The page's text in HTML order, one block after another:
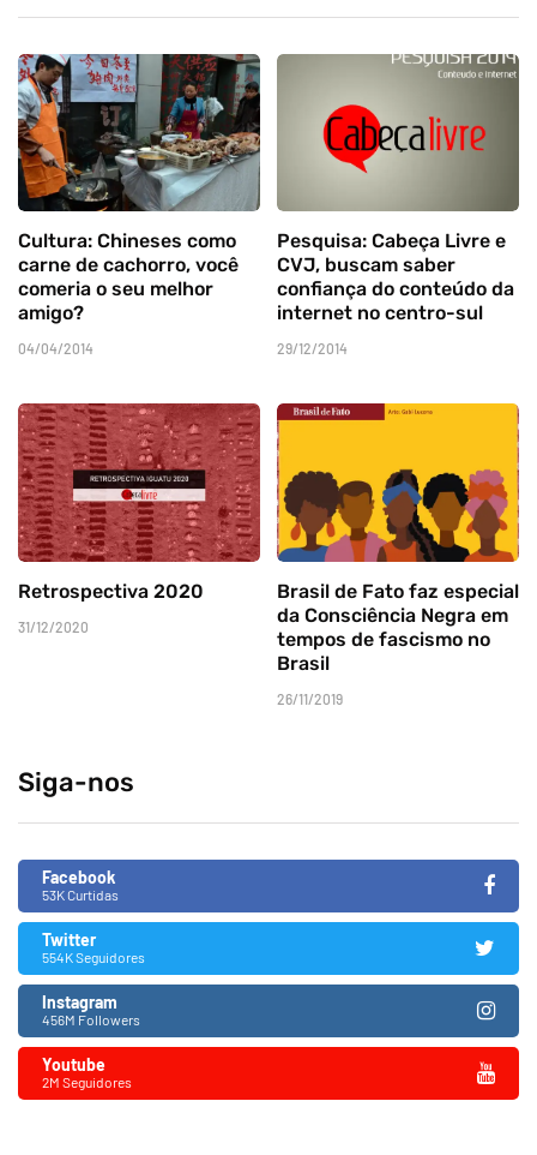
Cultura: Chineses como
carne de cachorro, você
comeria o seu melhor
amigo?
04/04/2014
Pesquisa: Cabeça Livre e
CVJ, buscam saber
confiança do conteúdo da
internet no centro-sul
29/12/2014
Retrospectiva 2020
31/12/2020
Brasil de Fato faz especial
da Consciência Negra em
tempos de fascismo no
Brasil
26/11/2019
Siga-nos
Facebook
53K Curtidas
Twitter
554K Seguidores
Instagram
456M Followers
Youtube
2M Seguidores